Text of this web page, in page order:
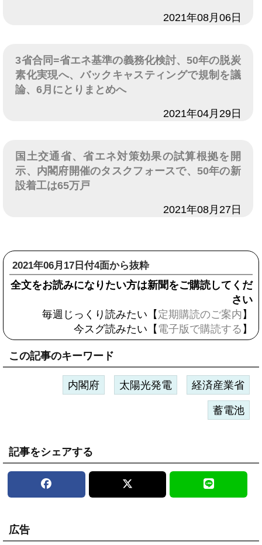
2021年08月06日
3省合同=省エネ基準の義務化検討、50年の脱炭
素化実現へ、バックキャスティングで規制を議
論、6月にとりまとめへ
2021年04月29日
国土交通省、省エネ対策効果の試算根拠を開
示、内閣府開催のタスクフォースで、50年の新
設着工は65万戸
2021年08月27日
2021年06月17日付4面から抜粋
全文をお読みになりたい方は新聞をご購読してくだ
さい
毎週じっくり読みたい【 定期購読のご案内 】
今スグ読みたい【 電子版で購読する 】
この記事のキーワード
内閣府 太陽光発電 経済産業省
蓄電池
記事をシェアする
広告